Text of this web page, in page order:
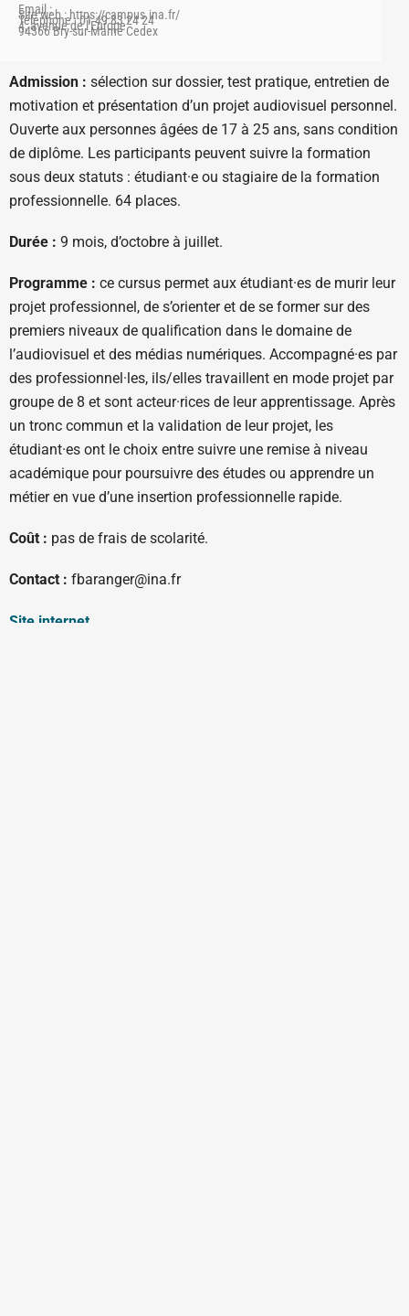
Email :
Site web : https://campus.ina.fr/
Téléphone : 01 49 83 24 24
4, avenue de l'Europe
94366 Bry-sur-Marne Cedex
Admission : sélection sur dossier, test pratique, entretien de
motivation et présentation d’un projet audiovisuel personnel.
Ouverte aux personnes âgées de 17 à 25 ans, sans condition
de diplôme. Les participants peuvent suivre la formation
sous deux statuts : étudiant·e ou stagiaire de la formation
professionnelle. 64 places.
Durée : 9 mois, d’octobre à juillet.
Programme : ce cursus permet aux étudiant·es de murir leur
projet professionnel, de s’orienter et de se former sur des
premiers niveaux de qualification dans le domaine de
l’audiovisuel et des médias numériques. Accompagné·es par
des professionnel·les, ils/elles travaillent en mode projet par
groupe de 8 et sont acteur·rices de leur apprentissage. Après
un tronc commun et la validation de leur projet, les
étudiant·es ont le choix entre suivre une remise à niveau
académique pour poursuivre des études ou apprendre un
métier en vue d’une insertion professionnelle rapide.
Coût : pas de frais de scolarité.
Contact : fbaranger@ina.fr
Site internet